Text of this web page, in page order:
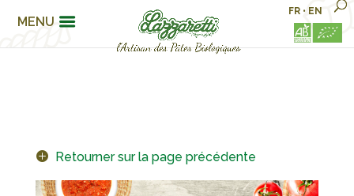
MENU
FR • EN
Retourner sur la page précédente